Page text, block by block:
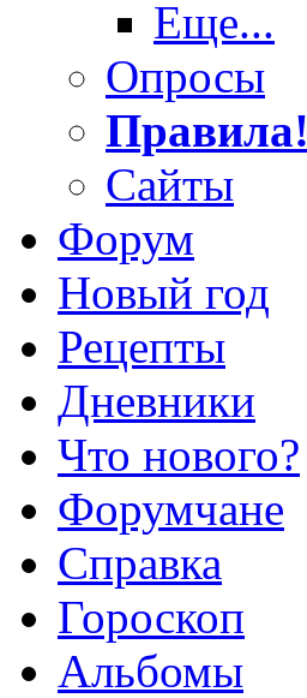
Еще...
Опросы
Правила!
Сайты
Форум
Новый год
Рецепты
Дневники
Что нового?
Форумчане
Справка
Гороскоп
Альбомы